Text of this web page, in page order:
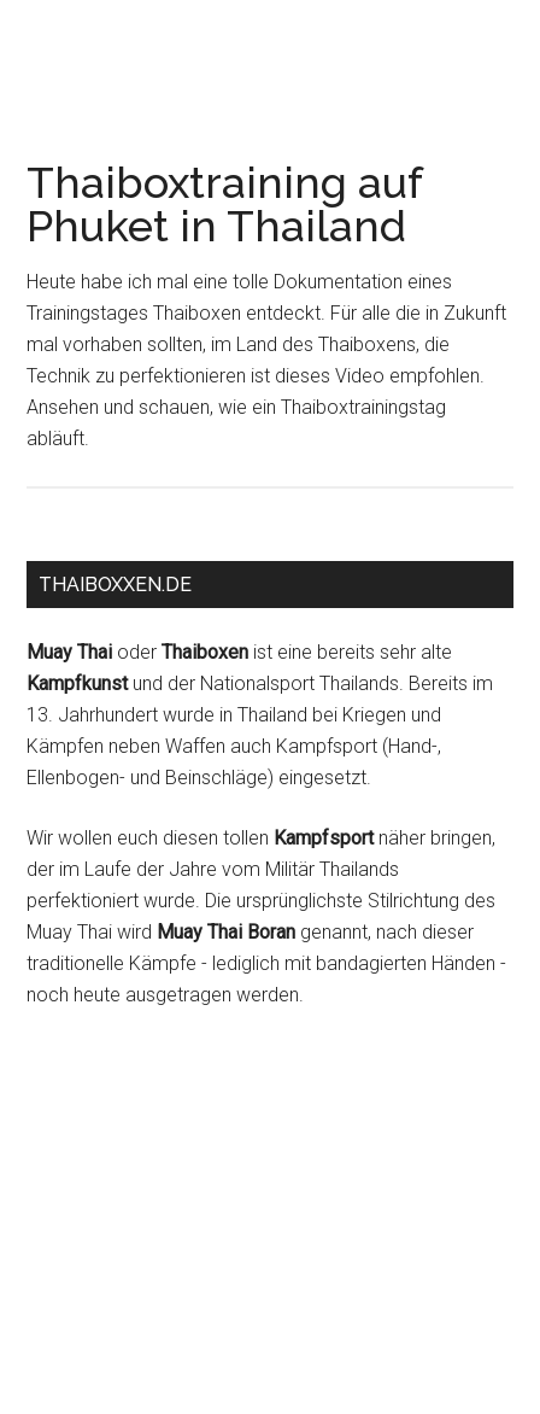
Thaiboxtraining auf
Phuket in Thailand
Heute habe ich mal eine tolle Dokumentation eines
Trainingstages Thaiboxen entdeckt. Für alle die in Zukunft
mal vorhaben sollten, im Land des Thaiboxens, die
Technik zu perfektionieren ist dieses Video empfohlen.
Ansehen und schauen, wie ein Thaiboxtrainingstag
abläuft.
THAIBOXXEN.DE
Muay Thai oderThaiboxen ist eine bereits sehr alte
Kampfkunstund der Nationalsport Thailands. Bereits im
13. Jahrhundert wurde in Thailand bei Kriegen und
Kämpfen neben Waffen auch Kampfsport (Hand-,
Ellenbogen- und Beinschläge) eingesetzt.
Wir wollen euch diesen tollen Kampfsportnäher bringen,
der im Laufe der Jahre vom Militär Thailands
perfektioniert wurde. Die ursprünglichste Stilrichtung des
Muay Thai wird Muay Thai Boran genannt, nach dieser
traditionelle Kämpfe - lediglich mit bandagierten Händen -
noch heute ausgetragen werden.